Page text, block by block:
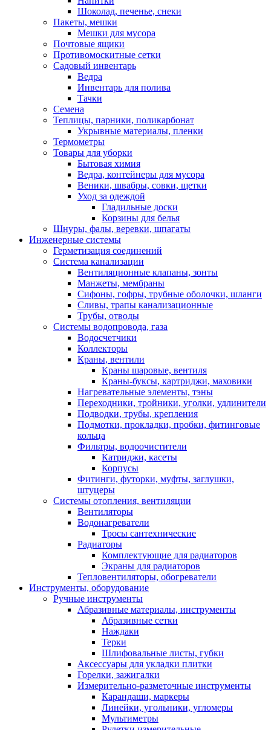
Шоколад, печенье, снеки
Пакеты, мешки
Мешки для мусора
Почтовые ящики
Противомоскитные сетки
Садовый инвентарь
Ведра
Инвентарь для полива
Тачки
Семена
Теплицы, парники, поликарбонат
Укрывные материалы, пленки
Термометры
Товары для уборки
Бытовая химия
Ведра, контейнеры для мусора
Веники, швабры, совки, щетки
Уход за одеждой
Гладильные доски
Корзины для белья
Шнуры, фалы, веревки, шпагаты
Инженерные системы
Герметизация соединений
Система канализации
Вентиляционные клапаны, зонты
Манжеты, мембраны
Сифоны, гофры, трубные оболочки, шланги
Сливы, трапы канализационные
Трубы, отводы
Системы водопровода, газа
Водосчетчики
Коллекторы
Краны, вентили
Краны шаровые, вентиля
Краны-буксы, картриджи, маховики
Нагревательные элементы, тэны
Переходники, тройники, уголки, удлинители
Подводки, трубы, крепления
Подмотки, прокладки, пробки, фитинговые
кольца
Фильтры, водоочистители
Катриджи, касеты
Корпусы
Фитинги, футорки, муфты, заглушки,
штуцеры
Системы отопления, вентиляции
Вентиляторы
Водонагреватели
Тросы сантехнические
Радиаторы
Комплектующие для радиаторов
Экраны для радиаторов
Тепловентиляторы, обогреватели
Инструменты, оборудование
Ручные инструменты
Абразивные материалы, инструменты
Абразивные сетки
Наждаки
Терки
Шлифовальные листы, губки
Аксессуары для укладки плитки
Горелки, зажигалки
Измерительно-разметочные инструменты
Карандаши, маркеры
Линейки, угольники, угломеры
Мультиметры